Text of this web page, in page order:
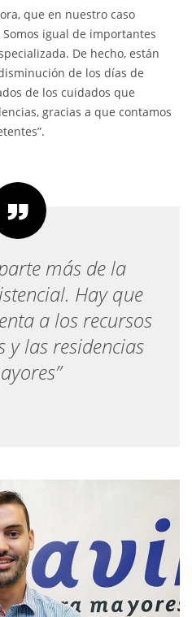
que en nuestro caso
igual de importantes
De hecho, están
de los días de
de los cuidados que
gracias a que contamos
más de la
Hay que
a los recursos
y las residencias